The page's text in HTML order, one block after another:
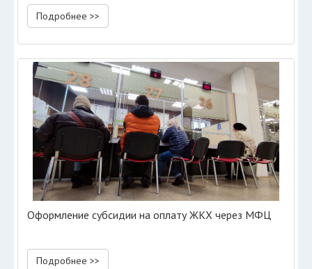
Подробнее >>
Оформление субсидии на оплату ЖКХ через МФЦ
Подробнее >>